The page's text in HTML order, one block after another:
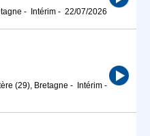
- Intérim - 22/07/2026
(29), Bretagne - Intérim -